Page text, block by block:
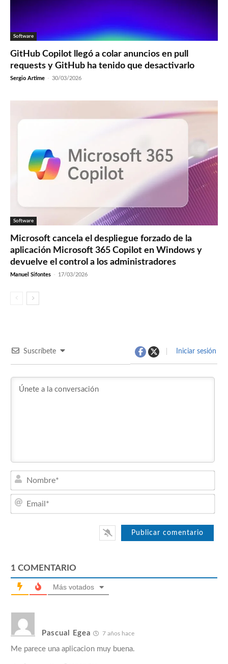
Software
GitHub Copilot llegó a colar anuncios en pull
requests y GitHub ha tenido que desactivarlo
Sergio Artime - 30/03/2026
Software
Microsoft cancela el despliegue forzado de la
aplicación Microsoft 365 Copilot en Windows y
devuelve el control a los administradores
Manuel Sifontes - 17/03/2026
Suscríbete Iniciar sesión
1 COMENTARIO
Más votados
Pascual Egea 7 años hace
Me parece una aplicacion muy buena.